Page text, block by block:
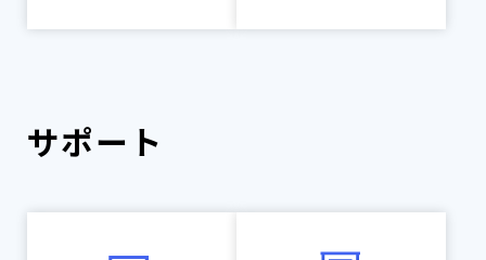
サポート